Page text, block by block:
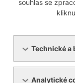
souhlas se
Technické a
Analytické